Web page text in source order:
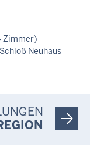
Zimmer)
Neuhaus
Neuhaus